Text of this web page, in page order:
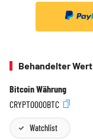
Behandelter Wert
Bitcoin Währung
CRYPT0000BTC
Watchlist